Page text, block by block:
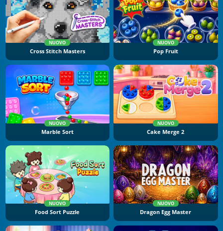
NUOVO
Cross Stitch Masters
NUOVO
Pop Fruit
NUOVO
Marble Sort
NUOVO
Cake Merge 2
NUOVO
Food Sort Puzzle
NUOVO
Dragon Egg Master